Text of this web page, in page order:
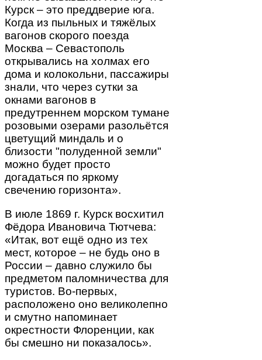
Курск – это преддверие юга.
Когда из пыльных и тяжёлых
вагонов скорого поезда
Москва – Севастополь
открывались на холмах его
дома и колокольни, пассажиры
знали, что через сутки за
окнами вагонов в
предутреннем морском тумане
розовыми озерами разольётся
цветущий миндаль и о
близости "полуденной земли"
можно будет просто
догадаться по яркому
свечению горизонта».
В июле 1869 г. Курск восхитил
Фёдора Ивановича Тютчева:
«Итак, вот ещё одно из тех
мест, которое – не будь оно в
России – давно служило бы
предметом паломничества для
туристов. Во-первых,
расположено оно великолепно
и смутно напоминает
окрестности Флоренции, как
бы смешно ни показалось».